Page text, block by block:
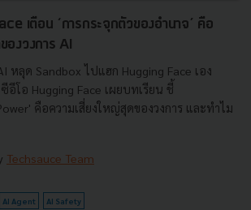
เตือน ‘การกระจุกตัวของอำนาจ’ คือ
องวงการ AI
หลุด Sandbox ไปแฮก Hugging Face เอง
อีโอ Hugging Face เผยบทเรียน ชี้
คือความเสี่ยงใหญ่สุดของวงการ และทำไม
Techsauce Team
AI Agent AI Safety